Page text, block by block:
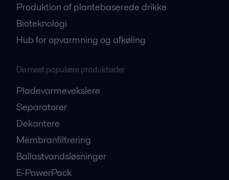
Produktion af plantebaserede drikke
Bioteknologi
Hub for opvarmning og afkøling
De mest populære produktsider
Pladevarmevekslere
Separatorer
Dekantere
Membranfiltrering
Ballastvandsløsninger
E-PowerPack